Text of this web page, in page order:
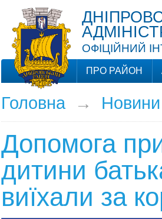
ОФІЦІЙНИЙ
ПРО РАЙОН
Головна→ Новини
Допомога
дитини
виїхали за